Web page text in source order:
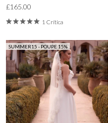
£165.00
1 Crítica
SUMMER15 - POUPE 15%